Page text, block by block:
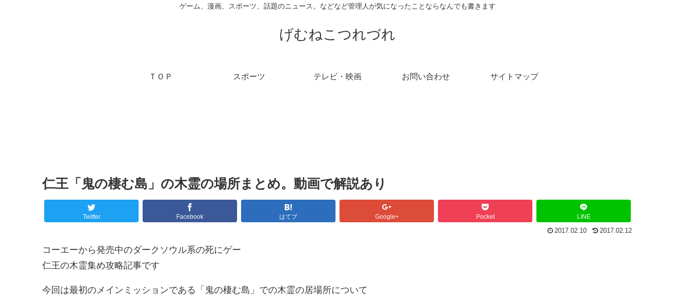
ゲーム、漫画、スポーツ、話題のニュース。などなど管理人が気になったことならなんでも書きます
げむねこつれづれ
ＴＯＰ スポーツ テレビ・映画 お問い合わせ サイトマップ
仁王「鬼の棲む島」の木霊の場所まとめ。動画で解説あり
Twitter Facebook はてブ Google+ Pocket LINE
2017.02.10 2017.02.12
コーエーから発売中のダークソウル系の死にゲー
仁王の木霊集め攻略記事です
今回は最初のメインミッションである「鬼の棲む島」での木霊の居場所について